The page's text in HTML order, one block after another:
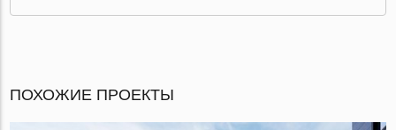
ПОХОЖИЕ ПРОЕКТЫ